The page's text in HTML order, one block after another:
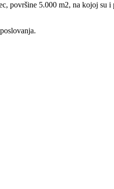
površine 5.000 m2, na kojoj su i